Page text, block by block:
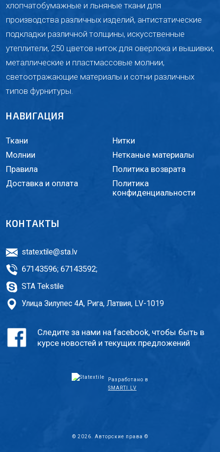
хлопчатобумажные и льняные ткани для
производства различных изделий, антистатические
подкладки различной толщины, искусственные
утеплители, 250 цветов ниток для оверлока и вышивки,
металлические и пластмассовые молнии,
светоотражающие материалы и сотни различных
типов фурнитуры.
НАВИГАЦИЯ
Ткани
Нитки
Молнии
Нетканые материалы
Правила
Политика возврата
Доставка и оплата
Политика
конфиденциальности
КОНТАКТЫ
statextile@sta.lv
67143596; 67143592;
STA Tekstile
Улица Зилупес 4A, Рига, Латвия, LV-1019
Следите за нами на facebook, чтобы быть в
курсе новостей и текущих предложений
© 2026. Авторские права ©
Разработано в
SMARTI.LV